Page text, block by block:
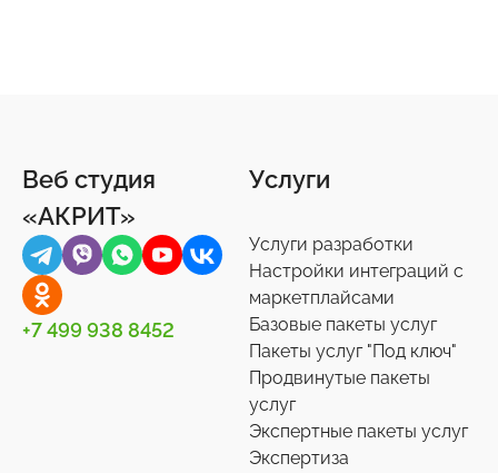
Веб студия
«АКРИТ»
+7 499 938 8452
Услуги
Услуги разработки
Настройки интеграций с
маркетплайсами
Базовые пакеты услуг
Пакеты услуг "Под ключ"
Продвинутые пакеты
услуг
Экспертные пакеты услуг
Экспертиза